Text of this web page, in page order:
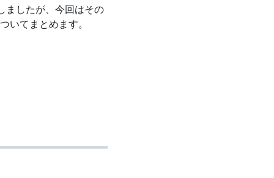
したが、今回はその
てまとめます。